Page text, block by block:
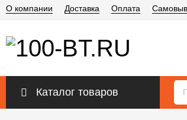
О компании Доставка Оплата
Каталог товаров